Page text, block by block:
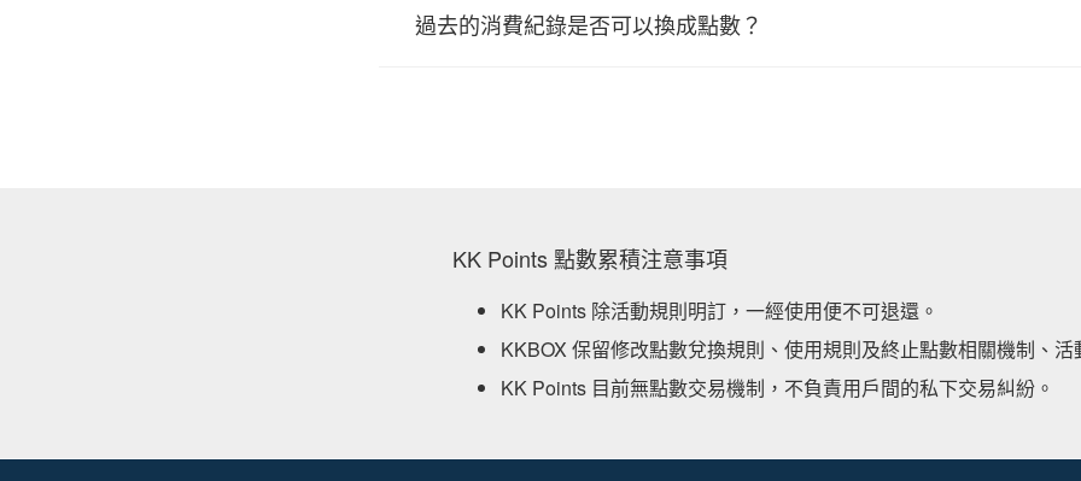
過去的消費紀錄是否可以換成點數？
KK Points 點數累積注意事項
KK Points 除活動規則明訂，一經使用便不可退還。
KKBOX 保留修改點數兌換規則、使用規則及終止點數相關機制、活
KK Points 目前無點數交易機制，不負責用戶間的私下交易糾紛。